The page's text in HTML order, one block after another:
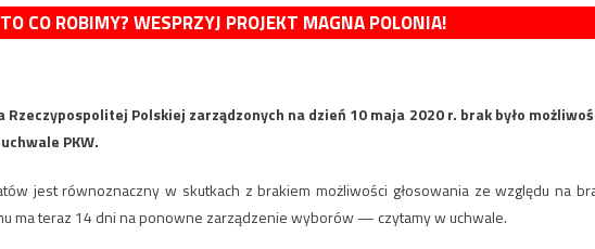
CO ROBIMY? WESPRZYJ PROJEKT MAGNA POLONIA!
Polskiej zarządzonych na dzień 10 maja 2020 r. brak było
PKW.
jest równoznaczny w skutkach z brakiem możliwości głosowania ze względu na
ma teraz 14 dni na ponowne zarządzenie wyborów — czytamy w uchwale.